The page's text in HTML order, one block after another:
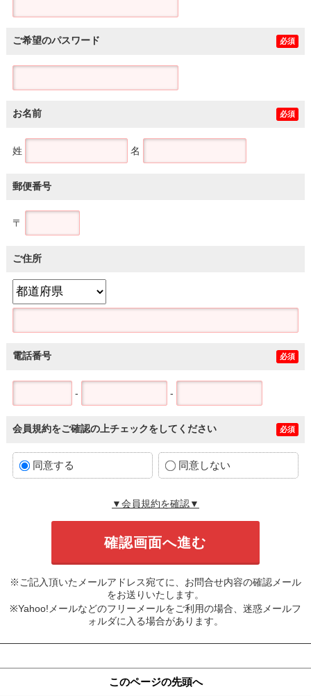
ご希望のパスワード 必須
お名前 必須
姓 名
郵便番号
〒
ご住所
電話番号 必須
- -
会員規約をご確認の上チェックをしてください 必須
同意する 同意しない
▼会員規約を確認▼
※ご記入頂いたメールアドレス宛てに、お問合せ内容の確認メール
をお送りいたします。
※Yahoo!メールなどのフリーメールをご利用の場合、迷惑メールフ
ォルダに入る場合があります。
このページの先頭へ